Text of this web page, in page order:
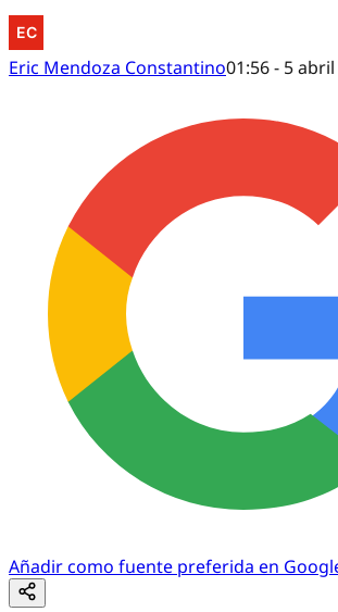
Eric Mendoza Constantino01:56 - 5
Añadir como fuente preferida en